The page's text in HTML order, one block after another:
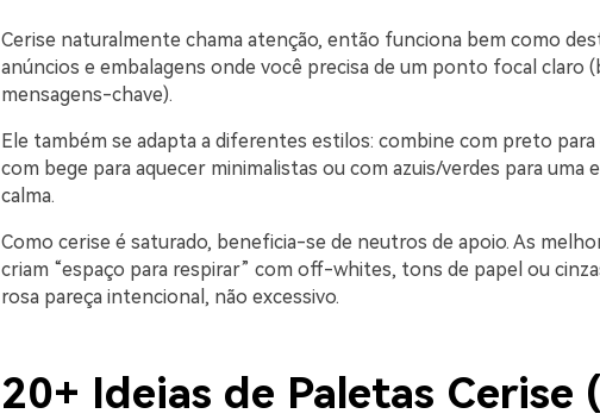
Cerise naturalmente chama atenção, então funciona bem como
anúncios e embalagens onde você precisa de um ponto focal claro
mensagens-chave).
Ele também se adapta a diferentes estilos: combine com preto
com bege para aquecer minimalistas ou com azuis/verdes para uma
calma.
Como cerise é saturado, beneficia-se de neutros de apoio. As
criam “espaço para respirar” com off-whites, tons de papel ou
rosa pareça intencional, não excessivo.
20+ Ideias de Paletas Cerise